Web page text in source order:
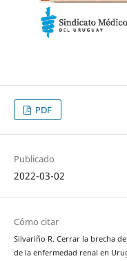
PDF
Publicado
2022-03-02
Cómo citar
Silvariño R. Cerrar la brecha
de la enfermedad renal en